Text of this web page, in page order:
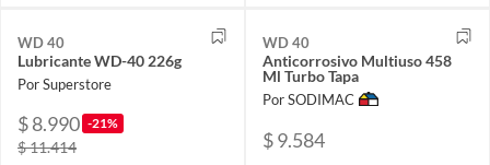
WD 40
Lubricante WD-40 226g
Por Superstore
$ 8.990 -21%
$ 11.414
WD 40
Anticorrosivo Multiuso 458
Ml Turbo Tapa
Por SODIMAC
$ 9.584